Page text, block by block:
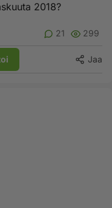
2018?
21 299
Jaa